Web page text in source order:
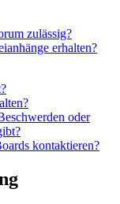
zulässig?
erhalten?
oder
kontaktieren?